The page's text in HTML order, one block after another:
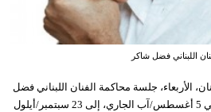
اللبناني فضل شاكر
الأربعاء، جلسة محاكمة الفنان اللبناني فضل
شاكر، التي كانت مقرر عقدها في 5 أغسطس/آب الجاري، إلى 23 سبتمبر/أيلول